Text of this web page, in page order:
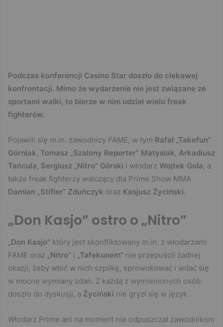
Podczas konferencji Casino Star doszło do ciekawej
konfrontacji. Mimo że wydarzenie nie jest związane ze
sportami walki, to bierze w nim udział wielu freak
fighterów.
Pojawili się m.in. zawodnicy FAME, w tym Rafał „Takefun”
Górniak, Tomasz „Szalony Reporter” Matysiak, Arkadiusz
Tańcula, Sergiusz „Nitro” Górski i włodarz Wojtek Gola, a
także freak fighterzy walczący dla Prime Show MMA
Damian
„Stifler” Zduńczyk oraz Kasjusz Życiński.
„Don Kasjo” ostro o „Nitro”
„Don Kasjo” który jest skonfliktowany m.in. z włodarzami
FAME oraz „Nitro” i „Tafekunem” nie przepuścił żadnej
okazji, żeby wbić w nich szpilkę, sprowokować i wdać się
w mocne wymiany zdań. Z każdą z wymienionych osób
doszło do dyskusji, a Życiński nie gryzł się w język.
Włodarz Prime ani na moment nie odpuszczał zawodnikom